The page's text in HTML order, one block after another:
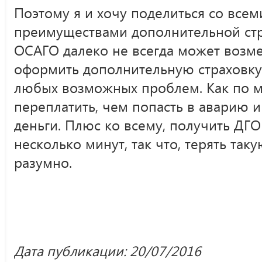
Поэтому я и хочу поделиться со
преимуществами дополнительной
ОСАГО далеко не всегда может
оформить дополнительную
любых возможных проблем. Как по
переплатить, чем попасть в
деньги. Плюс ко всему, получить
несколько минут, так что, терять
разумно.
Дата публикации: 20/07/2016